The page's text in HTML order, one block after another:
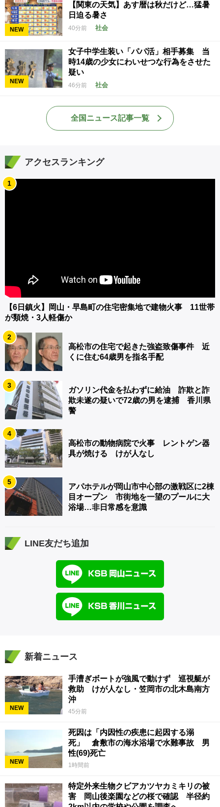
NEW
【関東の天気】あす暦は秋だけど…猛暑
日迫る暑さ
40分前 社会
NEW
女子中学生装い「パパ活」相手募集 当
時14歳の少女にわいせつな行為をさせた
疑い
46分前 社会
全国ニュース記事一覧
アクセスランキング
1
【6日鎮火】岡山・早島町の住宅密集地で建物火事 11世帯
が類焼・3人軽傷か
2
高松市の住宅で起きた強盗致傷事件 近
くに住む64歳男を指名手配
3
ガソリン代金を払わずに給油 詐欺と詐
欺未遂の疑いで72歳の男を逮捕 香川県
警
4
高松市の動物病院で火事 レントゲン器
具が焼ける けが人なし
5
アパホテルが岡山市中心部の激戦区に2棟
目オープン 市街地を一望のプールに大
浴場…非日常感を意識
LINE友だち追加
新着ニュース
NEW
手漕ぎボートが強風で動けず 巡視艇が
救助 けが人なし・笠岡市の北木島南方
沖
45分前
NEW
死因は「内因性の疾患に起因する溺
死」 倉敷市の海水浴場で水難事故 男
性(69)死亡
1時間前
特定外来生物クビアカツヤカミキリの被
害 岡山後楽園などの桜で確認 半径約